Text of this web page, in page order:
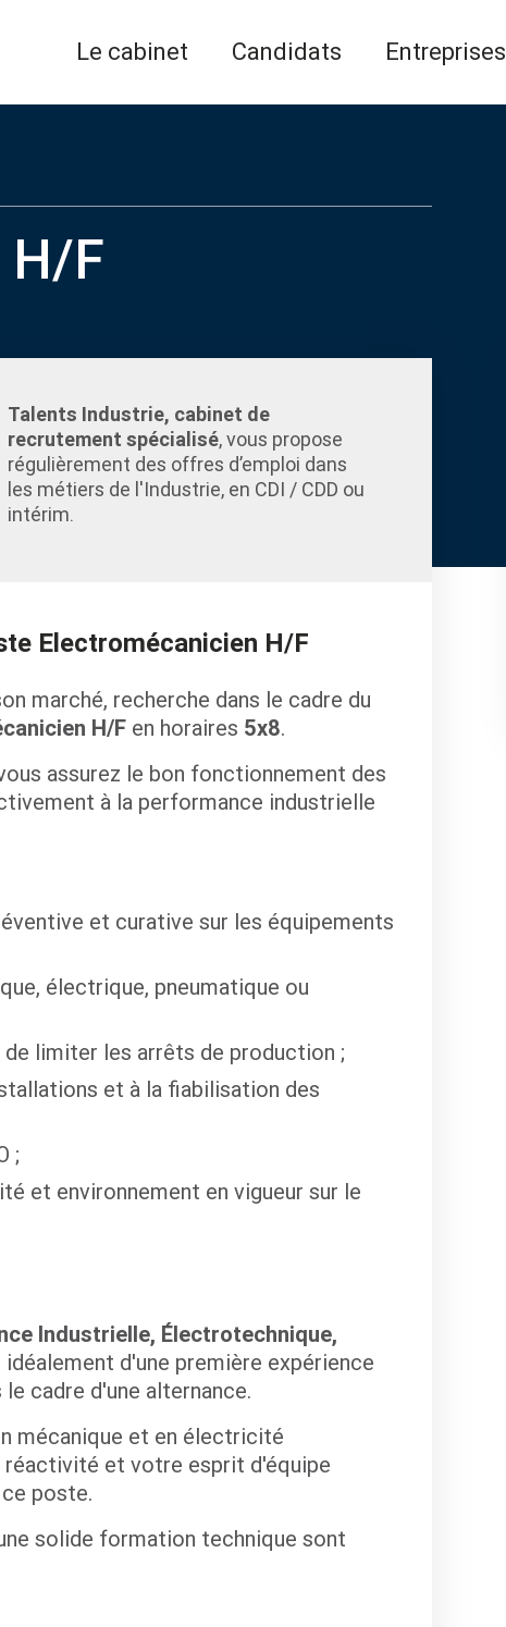
Le cabinet Candidats Entreprises
H/F
Talents Industrie, cabinet de
recrutement spécialisé, vous propose
régulièrement des offres d’emploi dans
les métiers de l'Industrie, en CDI / CDD ou
intérim.
Electromécanicien H/F
marché, recherche dans le cadre du
H/Fen horaires 5x8.
assurez le bon fonctionnement des
à la performance industrielle
et curative sur les équipements
électrique, pneumatique ou
limiter les arrêts de production ;
et à la fiabilisation des
;
et environnement en vigueur sur le
Industrielle, Électrotechnique,
d'une première expérience
cadre d'une alternance.
mécanique et en électricité
et votre esprit d'équipe
poste.
solide formation technique sont